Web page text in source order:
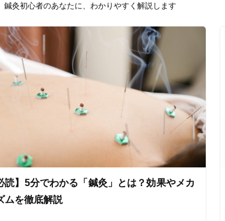
駅近 往療あり
バリアフリー 個室完備
インサポートあり
「健康にはりを見た」
鍼灸初心者のあなたに、わかりやすく解説します
読】5分でわかる「鍼灸」とは？効果やメカ
ムを徹底解説